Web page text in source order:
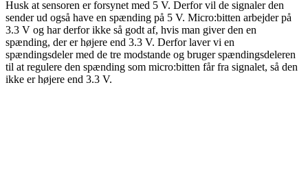
Husk at sensoren er forsynet med 5 V. Derfor vil de signaler den
sender ud også have en spænding på 5 V. Micro:bitten arbejder på
3.3 V og har derfor ikke så godt af, hvis man giver den en
spænding, der er højere end 3.3 V. Derfor laver vi en
spændingsdeler med de tre modstande og bruger spændingsdeleren
til at regulere den spænding som micro:bitten får fra signalet, så den
ikke er højere end 3.3 V.